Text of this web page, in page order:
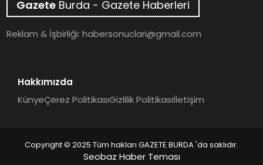
Gazete Burda - Gazete Haberleri
Reklam & İşbirliği:habersonuclari@gmail.com
Hakkımızda
KünyeÇerez PolitikasıGizlilik Politikasıİletişim
Copyright © 2025 Tüm hakları GAZETE BURDA 'da saklıdır.
Seobaz Haber Teması